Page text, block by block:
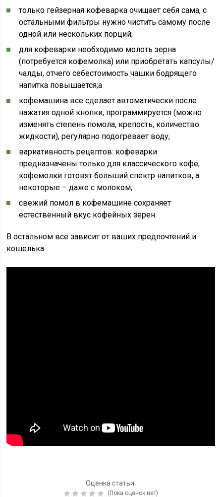
только гейзерная кофеварка очищает себя сама, с
остальными фильтры нужно чистить самому после
одной или нескольких порций;
для кофеварки необходимо молоть зерна
(потребуется кофемолка) или приобретать капсулы/
чалды, отчего себестоимость чашки бодрящего
напитка повышается;a
кофемашина все сделает автоматически после
нажатия одной кнопки, программируется (можно
изменять степень помола, крепость, количество
жидкости), регулярно подогревает воду;
вариативность рецептов: кофеварки
предназначены только для классического кофе,
кофемолки готовят больший спектр напитков, а
некоторые – даже с молоком;
свежий помол в кофемашине сохраняет
естественный вкус кофейных зерен.
В остальном все зависит от ваших предпочтений и
кошелька.
Оценка статьи:
(Пока оценок нет)